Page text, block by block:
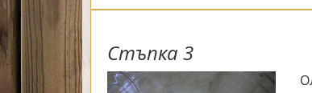
Стъпка 3